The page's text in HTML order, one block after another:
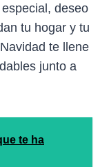
deseo
tu hogar y tu
te llene
junto a
te ha